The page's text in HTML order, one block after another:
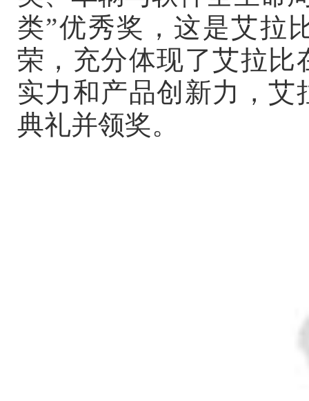
类”优秀奖，这是艾拉
荣，充分体现了艾拉比
实力和产品创新力，
典礼并领奖。